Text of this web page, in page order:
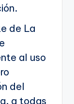
de La
al uso
del
a todas